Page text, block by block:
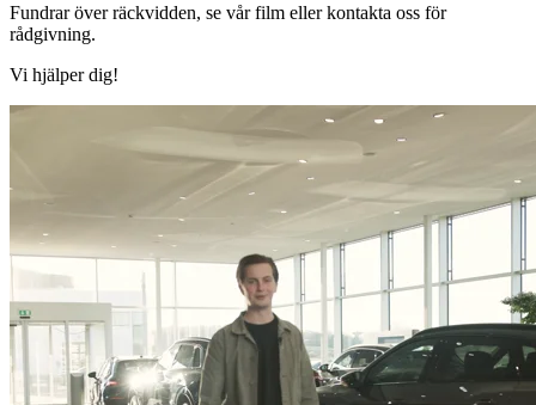
Fundrar över räckvidden, se vår film eller kontakta oss för
rådgivning.
Vi hjälper dig!